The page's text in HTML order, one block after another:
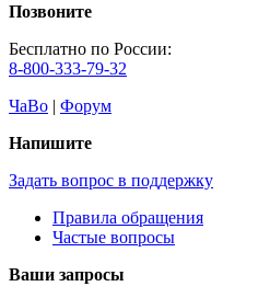
Позвоните
Бесплатно по России:
8-800-333-79-32
ЧаВо | Форум
Напишите
Задать вопрос в поддержку
Правила обращения
Частые вопросы
Ваши запросы